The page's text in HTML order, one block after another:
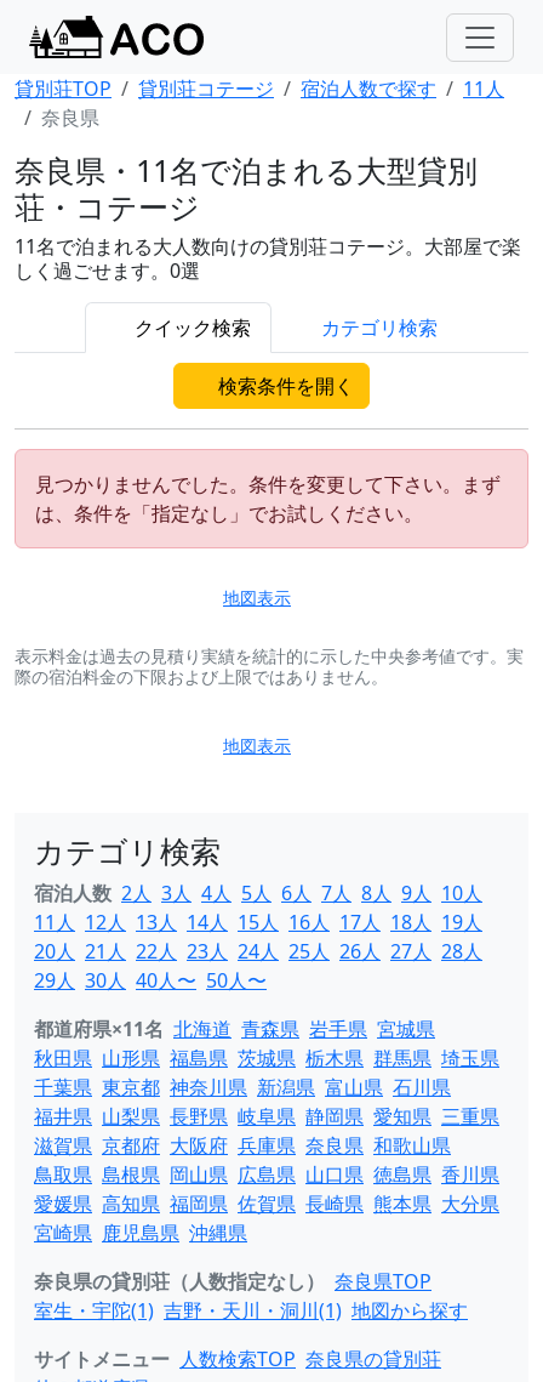
貸別荘TOP 貸別荘コテージ 宿泊人数で探す
11人
奈良県
奈良県・11名で泊まれる大型貸別
荘・コテージ
11名で泊まれる大人数向けの貸別荘コテージ。大部屋で楽
しく過ごせます。0選
クイック検索 カテゴリ検索
検索条件を開く
見つかりませんでした。条件を変更して下さい。まず
は、条件を「指定なし」でお試しください。
地図表示
表示料金は過去の見積り実績を統計的に示した中央参考値です。実
際の宿泊料金の下限および上限ではありません。
地図表示
カテゴリ検索
宿泊人数 2人 3人 4人 5人 6人 7人 8人 9人 10人
11人 12人 13人 14人 15人 16人 17人 18人 19人
20人 21人 22人 23人 24人 25人 26人 27人 28人
29人 30人 40人〜 50人〜
都道府県×11名 北海道 青森県 岩手県 宮城県
秋田県 山形県 福島県 茨城県 栃木県 群馬県 埼玉県
千葉県 東京都 神奈川県 新潟県 富山県 石川県
福井県 山梨県 長野県 岐阜県 静岡県 愛知県 三重県
滋賀県 京都府 大阪府 兵庫県 奈良県 和歌山県
鳥取県 島根県 岡山県 広島県 山口県 徳島県 香川県
愛媛県 高知県 福岡県 佐賀県 長崎県 熊本県 大分県
宮崎県 鹿児島県 沖縄県
奈良県の貸別荘（人数指定なし）
奈良県TOP
室生・宇陀(1) 吉野・天川・洞川(1) 地図から探す
サイトメニュー 人数検索TOP 奈良県の貸別荘